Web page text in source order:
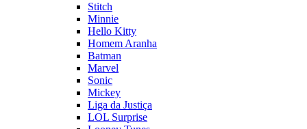
Stitch
Minnie
Hello Kitty
Homem Aranha
Batman
Marvel
Sonic
Mickey
Liga da Justiça
LOL Surprise